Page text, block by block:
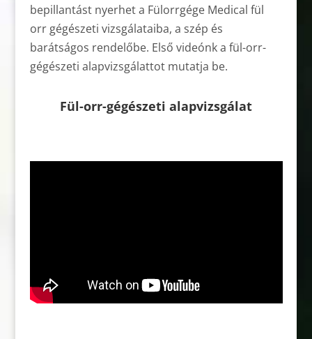
bepillantást nyerhet a Fülorrgége Medical fül
orr gégészeti vizsgálataiba, a szép és
barátságos rendelőbe. Első videónk a fül-orr-
gégészeti alapvizsgálattot mutatja be.
Fül-orr-gégészeti alapvizsgálat